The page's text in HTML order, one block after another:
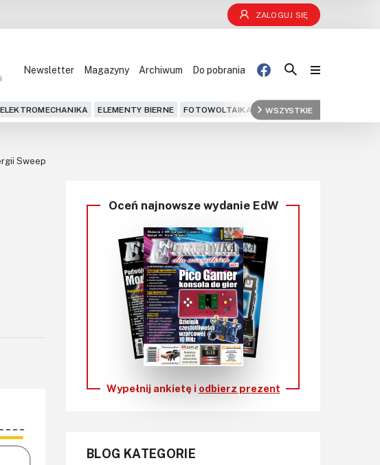
ZALOGUJ SIĘ
Newsletter Magazyny Archiwum Do pobrania
ELEKTROMECHANIKA ELEMENTY BIERNE FOTOWOLTAIKA FPGA GPS
WSZYSTKIE
Blog
DIY+
Czytelnia
Dla Ciebie
KITy AVT
Kontakt
Sweep
Oceń najnowsze wydanie EdW
Wypełnij ankietę i odbierz prezent
BLOG KATEGORIE